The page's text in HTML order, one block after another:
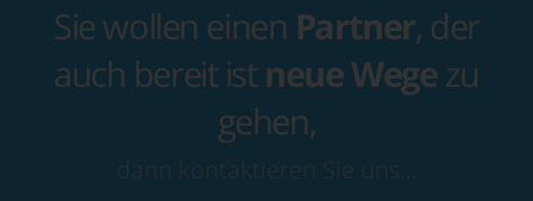
Sie wollen einen Partner, der
auch bereit ist neue Wegezu
gehen,
dann kontaktieren Sie uns…